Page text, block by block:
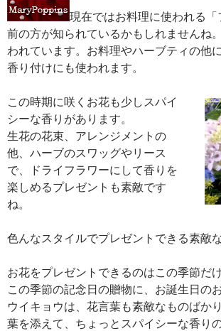
現在ではお料理に使われる「
前の方が知られているかもしれませんね
われています。お料理やハーブティの他
香り付けにも使われます。
この時期に咲くお花も少しスパイ
シーな香りがあります。
生花の花束、アレンジメントの
他、ハーブのスワッグやリース
で、ドライフラワーにして香りを
楽しめるプレゼントも素敵です
ね。
色んなスタイルでプレゼントできる素敵
お花をプレゼントできるのはこの季節だ
この季節の記念日の贈物に、お誕生日の
ウイキョウは、花言葉も素敵なものばか
葉を添えて、ちょっとスパイシーな香り